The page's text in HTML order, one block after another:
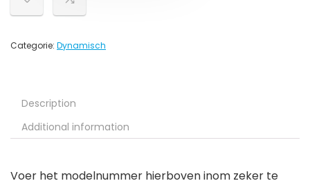
Categorie: Dynamisch
Description
Additional information
Voer het modelnummer hierboven inom zeker te